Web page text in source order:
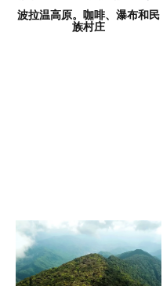
波拉温高原。咖啡、瀑布和民
族村庄